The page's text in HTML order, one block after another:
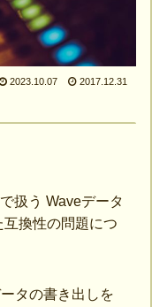
2023.10.07 2017.12.31
扱う Waveデータ
互換性の問題につ
タの書き出しを